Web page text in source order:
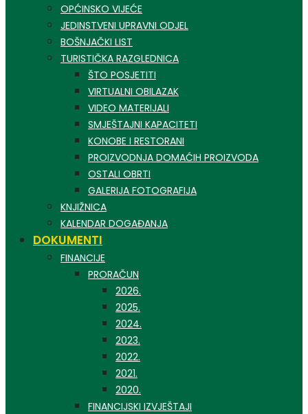
OPĆINSKO VIJEĆE
JEDINSTVENI UPRAVNI ODJEL
BOŠNJAČKI LIST
TURISTIČKA RAZGLEDNICA
ŠTO POSJETITI
VIRTUALNI OBILAZAK
VIDEO MATERIJALI
SMJEŠTAJNI KAPACITETI
KONOBE I RESTORANI
PROIZVODNJA DOMAĆIH PROIZVODA
OSTALI OBRTI
GALERIJA FOTOGRAFIJA
KNJIŽNICA
KALENDAR DOGAĐANJA
DOKUMENTI
FINANCIJE
PRORAČUN
2026.
2025.
2024.
2023.
2022.
2021.
2020.
FINANCIJSKI IZVJEŠTAJI